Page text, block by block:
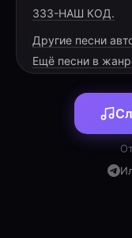
[VERSE 1]
У бабушки в
Сажали
луком, рвали
333-НАШ КОД.
Другие песни
Ещё песни в